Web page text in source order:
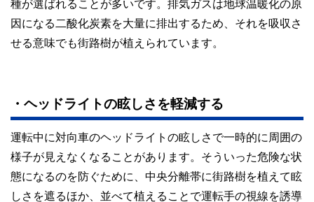
種が選ばれることが多いです。排気ガスは地球温暖化の原
因になる二酸化炭素を大量に排出するため、それを吸収さ
せる意味でも街路樹が植えられています。
・ヘッドライトの眩しさを軽減する
運転中に対向車のヘッドライトの眩しさで一時的に周囲の
様子が見えなくなることがあります。そういった危険な状
態になるのを防ぐために、中央分離帯に街路樹を植えて眩
しさを遮るほか、並べて植えることで運転手の視線を誘導